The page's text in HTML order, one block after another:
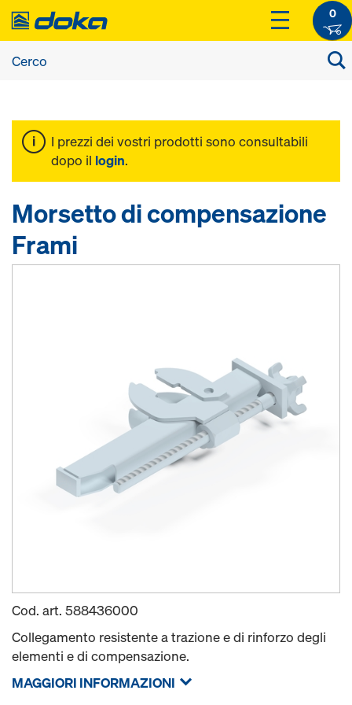
0
I prezzi dei vostri prodotti sono consultabili
dopo il login.
Morsetto di compensazione
Frami
Cod. art. 588436000
Collegamento resistente a trazione e di rinforzo degli
elementi e di compensazione.
MAGGIORI INFORMAZIONI